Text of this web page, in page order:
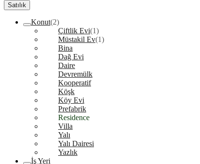
Satılık
Konut(2)
Çiftlik Evi(1)
Müstakil Ev(1)
Bina
Dağ Evi
Daire
Devremülk
Kooperatif
Köşk
Köy Evi
Prefabrik
Residence
Villa
Yalı
Yalı Dairesi
Yazlık
İş Yeri